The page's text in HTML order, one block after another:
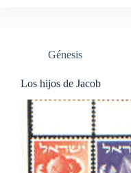
Génesis
Los hijos de Jacob